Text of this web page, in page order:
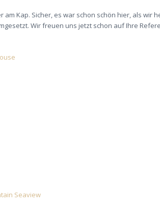
am Kap. Sicher, es war schon schön hier, als
Wir freuen uns jetzt schon auf Ihre
Seaview